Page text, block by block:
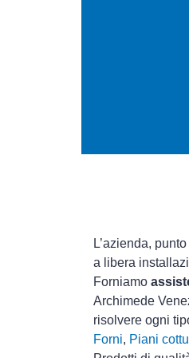
L’azienda,
a libera
Forniamo
Archimede
risolvere ogni
Forni, Piani